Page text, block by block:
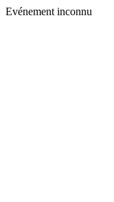
Evénement inconnu